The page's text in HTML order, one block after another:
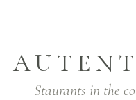
Staurants in the